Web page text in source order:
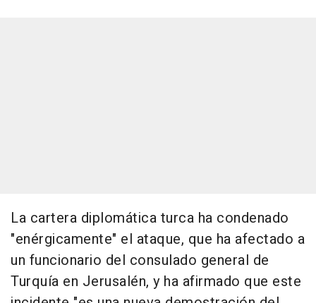
La cartera diplomática turca ha condenado
"enérgicamente" el ataque, que ha afectado a
un funcionario del consulado general de
Turquía en Jerusalén, y ha afirmado que este